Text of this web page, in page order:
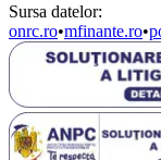
Sursa datelor:
onrc.ro•mfinante.ro•